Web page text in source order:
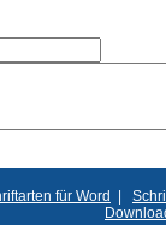
für Word |